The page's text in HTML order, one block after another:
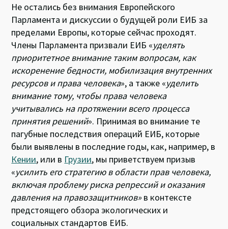
Не остались без внимания Европейского
Парламента и дискуссии о будущей роли ЕИБ за
пределами Европы, которые сейчас проходят.
Члены Парламента призвали ЕИБ «уделять
приоритетное внимание таким вопросам, как
искоренение бедности, мобилизация внутренних
ресурсов и права человека», а также «уделить
внимание тому, чтобы права человека
учитывались на протяжении всего процесса
принятия решений». Принимая во внимание те
пагубные последствия операций ЕИБ, которые
были выявлены в последние годы, как, например, в
Кении, или в Грузии, мы приветствуем призыв
«усилить его стратегию в области прав человека,
включая проблему риска репрессий и оказания
давления на правозащитников» в контексте
предстоящего обзора экологических и
социальных стандартов ЕИБ.